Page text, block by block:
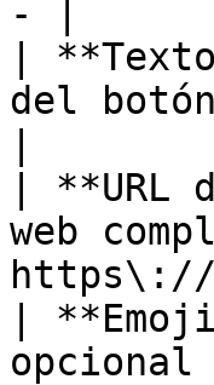
- |
|
del
|
web
|